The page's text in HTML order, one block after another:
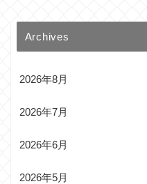
Archives
2026年8月
2026年7月
2026年6月
2026年5月